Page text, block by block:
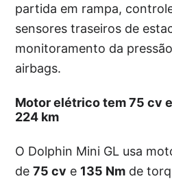
partida em rampa,
sensores traseiros de
monitoramento da
airbags.
Motor elétrico tem 75 cv
224 km
O Dolphin Mini GL usa
de75 cv e 135 Nm de